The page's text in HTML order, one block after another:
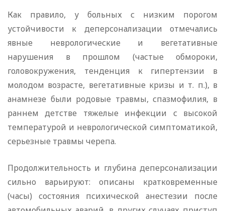
Как правило, у больных с низким порогом
устойчивости к деперсонализации отмечались
явные неврологические и вегетативные
нарушения в прошлом (частые обмороки,
головокружения, тенденция к гипертензии в
молодом возрасте, вегетативные кризы и т. п.), в
анамнезе были родовые травмы, спазмофилия, в
раннем детстве тяжелые инфекции с высокой
температурой и неврологической симптоматикой,
серьезные травмы черепа.
Продолжительность и глубина деперсонализации
сильно варьируют: описаны кратковременные
(часы) состояния психической анестезии после